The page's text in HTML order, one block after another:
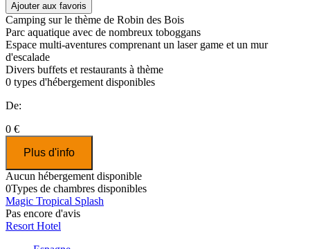
Ajouter aux favoris
Camping sur le thème de Robin des Bois
Parc aquatique avec de nombreux toboggans
Espace multi-aventures comprenant un laser game et un mur
d'escalade
Divers buffets et restaurants à thème
0 types d'hébergement disponibles
De:
0 €
Plus d'info
Aucun hébergement disponible
0Types de chambres disponibles
Magic Tropical Splash
Pas encore d'avis
Resort Hotel